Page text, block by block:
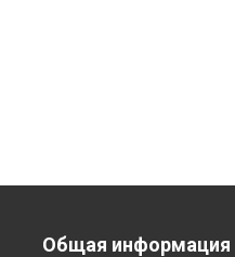
Общая информация